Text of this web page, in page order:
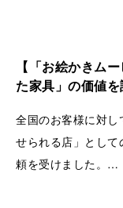
【「お絵かきム
た家具」の価値
全国のお客様に対
せられる店」とし
頼を受けました。
ただの中古品とし